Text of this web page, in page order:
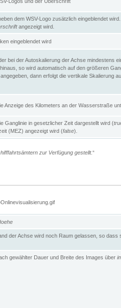
dem WSV-Logo zusätzlich eingeblendet
angezeigt wird.
eingeblendet wird
bei der Autoskalierung der Achse mindestens
so wird automatisch auf den größeren
dann erfolgt die vertikale Skalierung
Anzeige des Kilometers an der Wasserstraße
Ganglinie in gesetzlicher Zeit dargestellt wird (
(MEZ) angezeigt wird (false).
zur Verfügung gestellt.“
der Achse wird noch Raum gelassen, so dass
gewählter Dauer und Breite des Images über